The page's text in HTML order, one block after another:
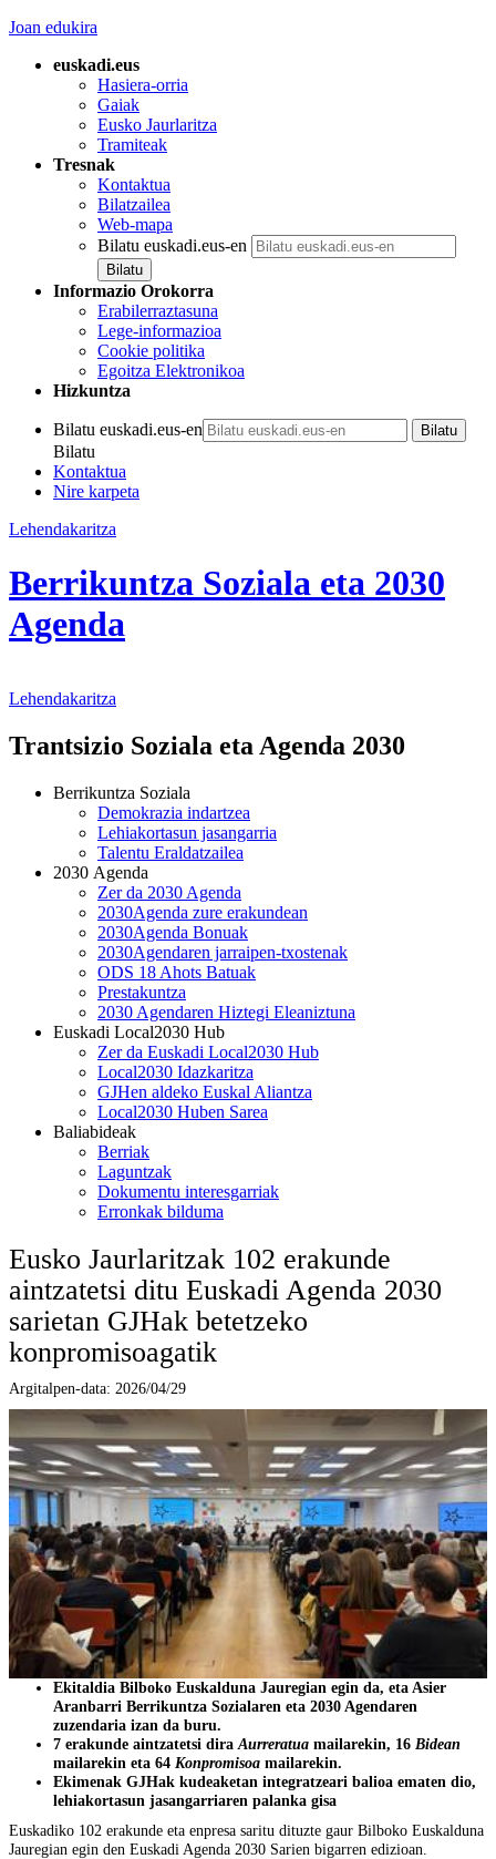
Joan edukira
euskadi.eus
Hasiera-orria
Gaiak
Eusko Jaurlaritza
Tramiteak
Tresnak
Kontaktua
Bilatzailea
Web-mapa
Bilatu euskadi.eus-en
Informazio Orokorra
Erabilerraztasuna
Lege-informazioa
Cookie politika
Egoitza Elektronikoa
Hizkuntza
Bilatu euskadi.eus-en
Bilatu
Kontaktua
Nire karpeta
Lehendakaritza
Berrikuntza Soziala eta 2030
Agenda
Lehendakaritza
Trantsizio Soziala eta Agenda 2030
Berrikuntza Soziala
Demokrazia indartzea
Lehiakortasun jasangarria
Talentu Eraldatzailea
2030 Agenda
Zer da 2030 Agenda
2030Agenda zure erakundean
2030Agenda Bonuak
2030Agendaren jarraipen-txostenak
ODS 18 Ahots Batuak
Prestakuntza
2030 Agendaren Hiztegi Eleaniztuna
Euskadi Local2030 Hub
Zer da Euskadi Local2030 Hub
Local2030 Idazkaritza
GJHen aldeko Euskal Aliantza
Local2030 Huben Sarea
Baliabideak
Berriak
Laguntzak
Dokumentu interesgarriak
Erronkak bilduma
Eusko Jaurlaritzak 102 erakunde
aintzatetsi ditu Euskadi Agenda 2030
sarietan GJHak betetzeko
konpromisoagatik
Argitalpen-data: 2026/04/29
Ekitaldia Bilboko Euskalduna Jauregian egin da, eta Asier
Aranbarri Berrikuntza Sozialaren eta 2030 Agendaren
zuzendaria izan da buru.
7 erakunde aintzatetsi dira Aurreratua mailarekin, 16 Bidean
mailarekin eta 64 Konpromisoa mailarekin.
Ekimenak GJHak kudeaketan integratzeari balioa ematen dio,
lehiakortasun jasangarriaren palanka gisa
Euskadiko 102 erakunde eta enpresa saritu dituzte gaur Bilboko Euskalduna
Jauregian egin den Euskadi Agenda 2030 Sarien bigarren edizioan.